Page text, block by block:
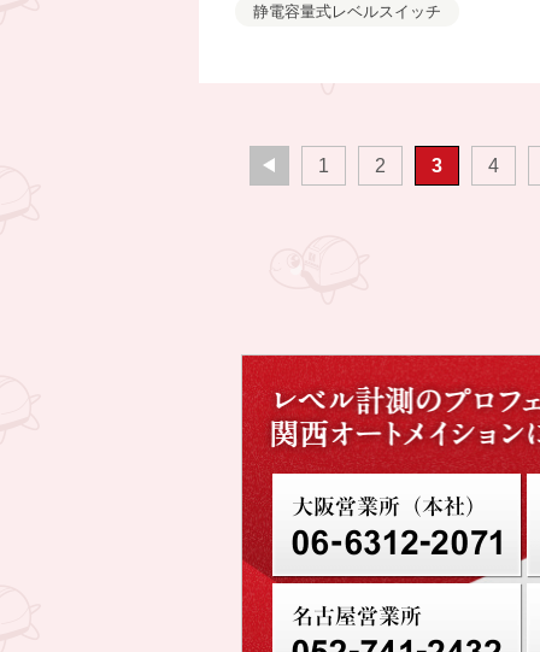
静電容量式レベルスイッチ
1 2 3 4